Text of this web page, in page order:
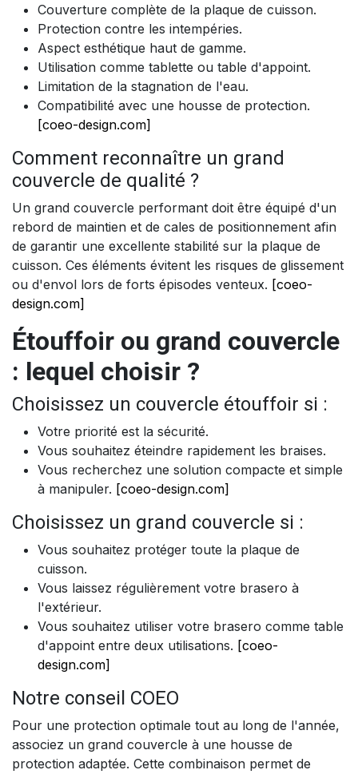
Couverture complète de la plaque de cuisson.
Protection contre les intempéries.
Aspect esthétique haut de gamme.
Utilisation comme tablette ou table d'appoint.
Limitation de la stagnation de l'eau.
Compatibilité avec une housse de protection.
[coeo-design.com]
Comment reconnaître un grand
couvercle de qualité ?
Un grand couvercle performant doit être équipé d'un
rebord de maintien et de cales de positionnement afin
de garantir une excellente stabilité sur la plaque de
cuisson. Ces éléments évitent les risques de glissement
ou d'envol lors de forts épisodes venteux. [coeo-
design.com]
Étouffoir ou grand couvercle
: lequel choisir ?
Choisissez un couvercle étouffoir si :
Votre priorité est la sécurité.
Vous souhaitez éteindre rapidement les braises.
Vous recherchez une solution compacte et simple
à manipuler. [coeo-design.com]
Choisissez un grand couvercle si :
Vous souhaitez protéger toute la plaque de
cuisson.
Vous laissez régulièrement votre brasero à
l'extérieur.
Vous souhaitez utiliser votre brasero comme table
d'appoint entre deux utilisations. [coeo-
design.com]
Notre conseil COEO
Pour une protection optimale tout au long de l'année,
associez un grand couvercle à une housse de
protection adaptée. Cette combinaison permet de